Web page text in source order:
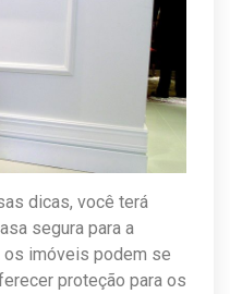
dicas, você terá
segura para a
imóveis podem se
proteção para os